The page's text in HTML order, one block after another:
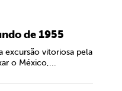
de 1955
excursão vitoriosa pela
o México,...